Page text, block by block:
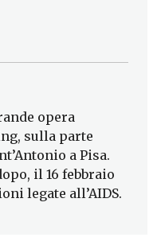
opera
sulla parte
a Pisa.
il 16 febbraio
legate all’AIDS.